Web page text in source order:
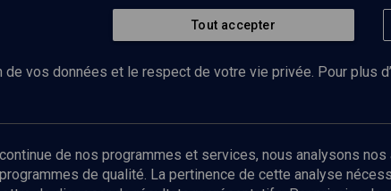
Abonnez-vous à notre newsletter
Tout accepter
de vos données et le respect de votre vie privée. Pour plus
de nos programmes et services, nous analysons
de qualité. La pertinence de cette analyse